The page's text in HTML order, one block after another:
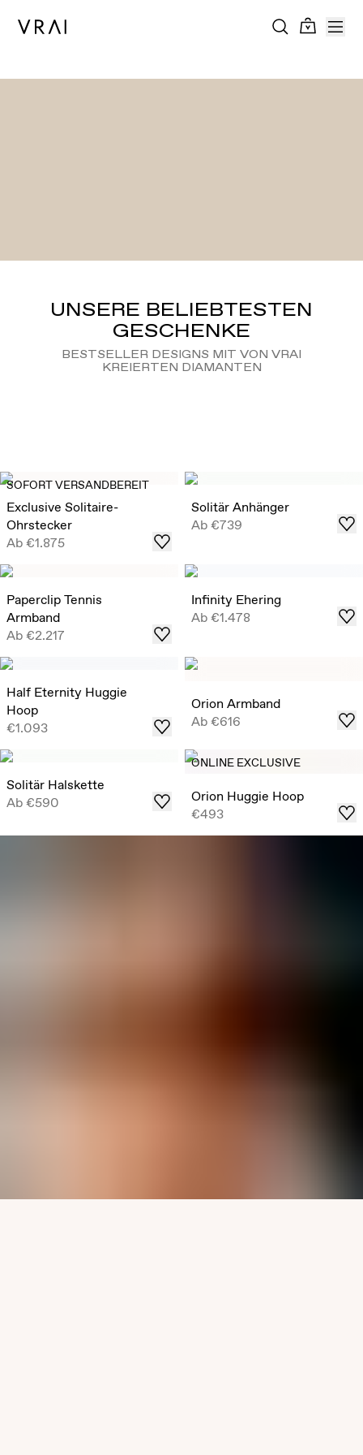
UNSERE BELIEBTESTEN
GESCHENKE
BESTSELLER DESIGNS MIT VON VRAI
KREIERTEN DIAMANTEN
SOFORT VERSANDBEREIT
Exclusive Solitaire-
Ohrstecker
Ab€1.875
Solitär Anhänger
Ab€739
Paperclip Tennis
Armband
Ab€2.217
Infinity Ehering
Ab€1.478
Half Eternity Huggie
Hoop
€1.093
Orion Armband
Ab€616
Solitär Halskette
Ab€590
ONLINE EXCLUSIVE
Orion Huggie Hoop
€493